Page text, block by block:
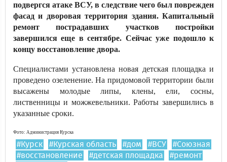
подвергся атаке ВСУ, в следствие чего был поврежден
фасад и дворовая территория здания. Капитальный
ремонт пострадавших участков постройки
завершился еще в сентябре. Сейчас уже подошло к
концу восстановление двора.
Специалистами установлена новая детская площадка и
проведено озеленение. На придомовой территории были
высажены молодые липы, клены, ели, сосны,
лиственницы и можжевельники. Работы завершились в
указанные сроки.
Фото: Администрация Курска
#Курск #Курская область #дом #ВСУ
#Союзная
#восстановление
#детская площадка
#ремонт